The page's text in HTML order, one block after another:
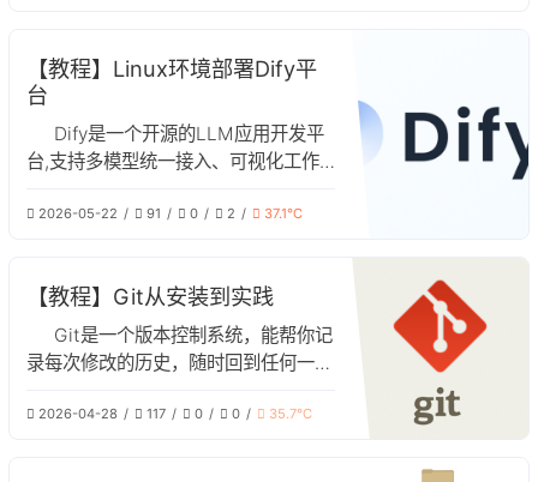
【教程】Linux环境部署Dify平
台
Dify是一个开源的LLM应用开发平
台,支持多模型统一接入、可视化工作
Linux环境中部署Dify的教程文章
2026-05-22 91 0 2 37.1℃
【教程】Git从安装到实践
Git是一个版本控制系统，能帮你记
录每次修改的历史，随时回到任何一个
多个功能
2026-04-28 117 0 0 35.7℃